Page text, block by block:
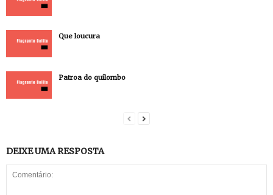
Que loucura
Patroa do quilombo
DEIXE UMA RESPOSTA